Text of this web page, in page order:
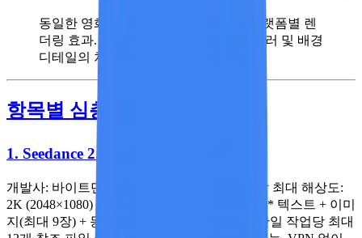
동일한 영화 초상 큐프레이즈의 여섯 플랫폼별 렌
더링 효과. 광영 처리, 피부 질감, 모션 블러 및 배경
디테일의 차이가 선명하게 드러난다.
항목별 심층 평가
1. Seedance 2.0 — 종합 최우수
개발사: 바이트댄스(Seed 팀) 2025년 말 최대 해상도:
2K (2048×1080)
15초 **입력 모드: ** 텍스트 + 이미
지(최대 9장) + 동영상(최대 3개) + 오디오 — 단일 작업당 최대